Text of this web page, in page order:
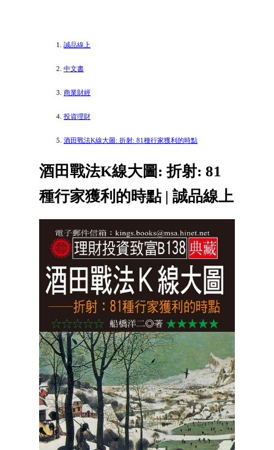
誠品線上
中文書
商業財經
投資理財
酒田戰法K線大圖: 折射: 81種行家獲利的時點
酒田戰法K線大圖: 折射: 81
種行家獲利的時點 | 誠品線上